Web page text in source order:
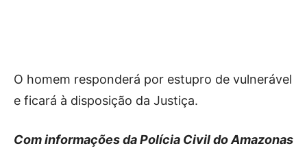
O homem responderá por estupro de vulnerável
e ficará à disposição da Justiça.
Com informações da Polícia Civil do Amazonas